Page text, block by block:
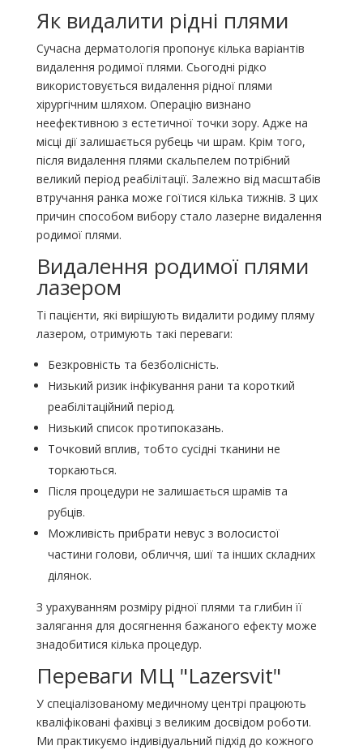
Як видалити рідні плями
Сучасна дерматологія пропонує кілька варіантів
видалення родимої плями. Сьогодні рідко
використовується видалення рідної плями
хірургічним шляхом. Операцію визнано
неефективною з естетичної точки зору. Адже на
місці дії залишається рубець чи шрам. Крім того,
після видалення плями скальпелем потрібний
великий період реабілітації. Залежно від масштабів
втручання ранка може гоїтися кілька тижнів. З цих
причин способом вибору стало лазерне видалення
родимої плями.
Видалення родимої плями
лазером
Ті пацієнти, які вирішують видалити родиму пляму
лазером, отримують такі переваги:
Безкровність та безболісність.
Низький ризик інфікування рани та короткий
реабілітаційний період.
Низький список протипоказань.
Точковий вплив, тобто сусідні тканини не
торкаються.
Після процедури не залишається шрамів та
рубців.
Можливість прибрати невус з волосистої
частини голови, обличчя, шиї та інших складних
ділянок.
З урахуванням розміру рідної плями та глибин її
залягання для досягнення бажаного ефекту може
знадобитися кілька процедур.
Переваги МЦ "Lazersvit"
У спеціалізованому медичному центрі працюють
кваліфіковані фахівці з великим досвідом роботи.
Ми практикуємо індивідуальний підхід до кожного